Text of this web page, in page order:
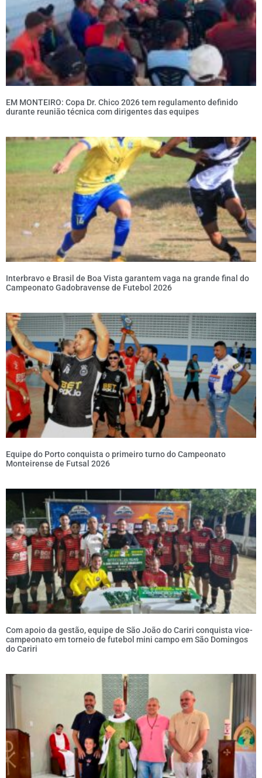
EM MONTEIRO: Copa Dr. Chico 2026 tem regulamento definido
durante reunião técnica com dirigentes das equipes
Interbravo e Brasil de Boa Vista garantem vaga na grande final do
Campeonato Gadobravense de Futebol 2026
Equipe do Porto conquista o primeiro turno do Campeonato
Monteirense de Futsal 2026
Com apoio da gestão, equipe de São João do Cariri conquista vice-
campeonato em torneio de futebol mini campo em São Domingos
do Cariri